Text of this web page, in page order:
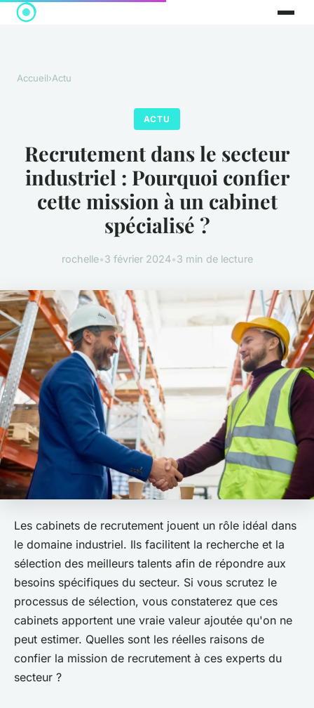
Accueil›Actu
ACTU
Recrutement dans le secteur
industriel : Pourquoi confier
cette mission à un cabinet
spécialisé ?
rochelle•3 février 2024•3 min de lecture
Les cabinets de recrutement jouent un rôle idéal dans
le domaine industriel. Ils facilitent la recherche et la
sélection des meilleurs talents afin de répondre aux
besoins spécifiques du secteur. Si vous scrutez le
processus de sélection, vous constaterez que ces
cabinets apportent une vraie valeur ajoutée qu'on ne
peut estimer. Quelles sont les réelles raisons de
confier la mission de recrutement à ces experts du
secteur ?